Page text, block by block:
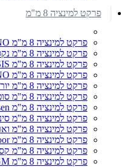
פרקט למינציה 8 מ"מ
פרקט למינציה 8 מ"מ SWISS KRONO
פרקט למינציה 8 מ"מ נקסט סטפ
פרקט למינציה 8 מ"מ GENESIS
פרקט למינציה 8 מ"מ SWISS KRONO רחב
פרקט למינציה 8 מ"מ יורוהום
פרקט למינציה 8 מ"מ סופר נטורל
פרקט למינציה 8 מ"מ Classen
פרקט למינציה 8 מ"מ סינכרום
פרקט למינציה 8 מ"מ ואריו
פרקט למינציה 8 מ"מ art floor
פרקט למינציה 8 מ"מ קסטלו
פרקט למינציה 8 מ"מ MGM